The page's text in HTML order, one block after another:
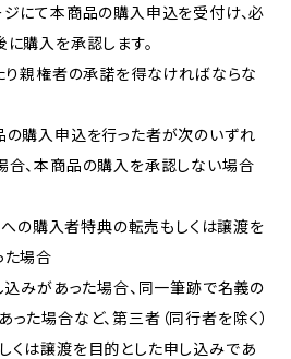
にて本商品の購入申込を受付け、必
購入を承認します。
り親権者の承諾を得なければならな
購入申込を行った者が次のいずれ
合、本商品の購入を承認しない場合
への購入者特典の転売もしくは譲渡を
た場合
みがあった場合、同一筆跡で名義の
た場合など、第三者（同行者を除く）
くは譲渡を目的とした申し込みであ